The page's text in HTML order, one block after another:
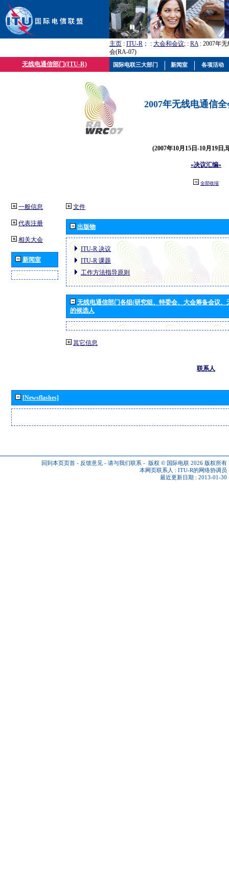
主页 : ITU-R ； : 大会和会议; : RA: 2007年
会(RA-07)
无线电通信部门(ITU-R)
2007年无线电通信
(2007年10月15日-10月19日,
«决议汇编»
全部收缩
一般信息
代表注册
相关大会
新闻室
文件
出版物
ITU-R 决议
ITU-R 课题
工作方法指导原则
无线电通信部门各组(研究组、特委会、大会筹备会议
的候选人
其它信息
联系人
[Newsflashes]
回到本页页首 - 反馈意见 - 请与我们联系 - 版权 © 国际电联 2026 版权所有
本网页联系人 : ITU-R的网络协调员
最近更新日期 : 2013-01-30
国际电联三大部门 新闻室 各项活动